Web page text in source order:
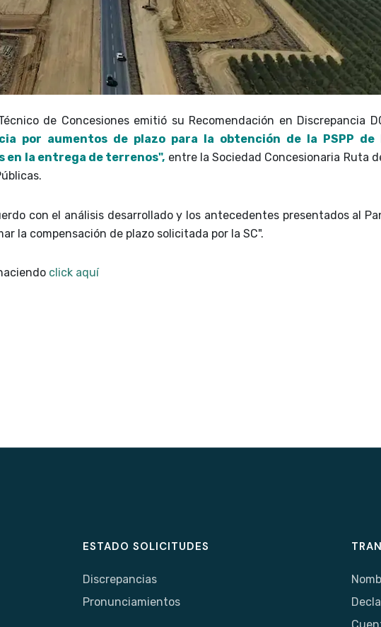
de Concesiones emitió su Recomendación en Discrepancia
por aumentos de plazo para la obtención de la PSPP de
en la entrega de terrenos", entre la Sociedad Concesionaria Ruta
con el análisis desarrollado y los antecedentes presentados al
la compensación de plazo solicitada por la SC".
click aquí
ESTADO SOLICITUDES
Discrepancias
Pronunciamientos